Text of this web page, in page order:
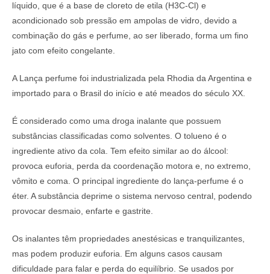
líquido, que é a base de cloreto de etila (H3C-Cl) e
acondicionado sob pressão em ampolas de vidro, devido a
combinação do gás e perfume, ao ser liberado, forma um fino
jato com efeito congelante.
A Lança perfume foi industrializada pela Rhodia da Argentina e
importado para o Brasil do início e até meados do século XX.
É considerado como uma droga inalante que possuem
substâncias classificadas como solventes. O tolueno é o
ingrediente ativo da cola. Tem efeito similar ao do álcool:
provoca euforia, perda da coordenação motora e, no extremo,
vômito e coma. O principal ingrediente do lança-perfume é o
éter. A substância deprime o sistema nervoso central, podendo
provocar desmaio, enfarte e gastrite.
Os inalantes têm propriedades anestésicas e tranquilizantes,
mas podem produzir euforia. Em alguns casos causam
dificuldade para falar e perda do equilíbrio. Se usados por